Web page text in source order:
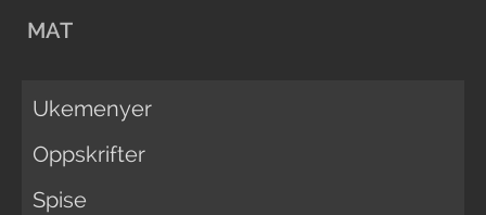
MAT
Ukemenyer
Oppskrifter
Spise